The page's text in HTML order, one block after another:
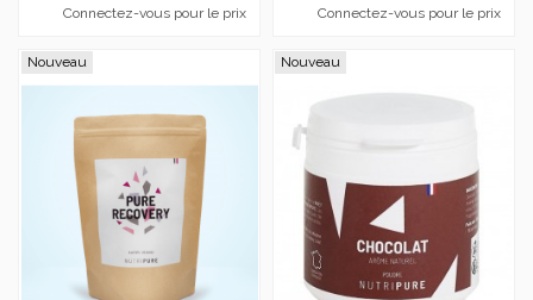
Connectez-vous pour le prix Connectez-vous pour le prix
Nouveau Nouveau